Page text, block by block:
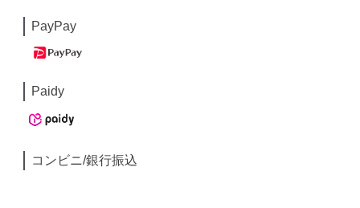
PayPay
Paidy
コンビニ/銀行振込